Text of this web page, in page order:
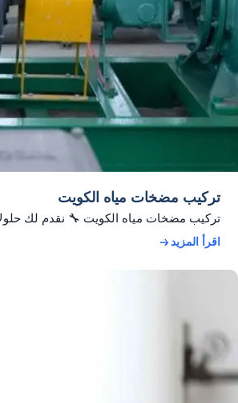
تركيب مضخات مياه الكويت
تركيب مضخات مياه الكويت 🔧 نقدم لك
اقرأ المزيد